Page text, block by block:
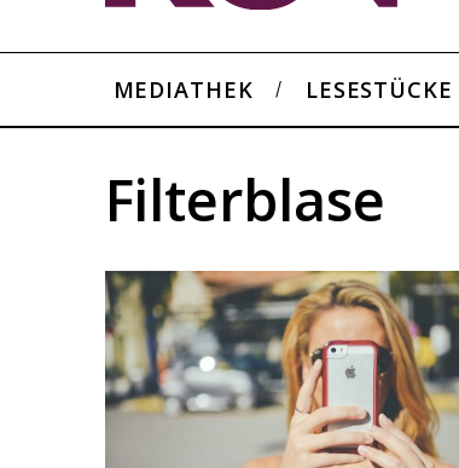
MEDIATHEK LESESTÜCKE
Filterblase
e
a